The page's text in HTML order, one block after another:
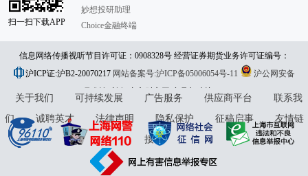
扫一扫下载APP
妙想投研助理
Choice金融终端
信息网络传播视听节目许可证：0908328号 经营证券期货业务许可证编号：
913101046312860336 违法和不良信息举报:021-61278686 举报邮箱：
jubao@eastmoney.com
沪ICP证:沪B2-20070217 网站备案号:沪ICP备05006054号-11
沪公网安备
31010402000120号版权所有:东方财富网意见与建议:4000300059/952500
关于我们 可持续发展 广告服务 供应商平台
联系我
们
诚聘英才 法律声明 隐私保护 征稿启事
友情链
接